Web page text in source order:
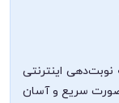
نوبت‌دهی اینترنتی
سریع و آسان